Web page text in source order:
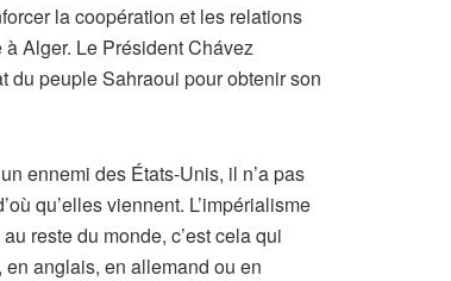
la coopération et les relations
Alger. Le Président Chávez
du peuple Sahraoui pour obtenir son
ennemi des États-Unis, il n’a pas
qu’elles viennent. L’impérialisme
reste du monde, c’est cela qui
en anglais, en allemand ou en